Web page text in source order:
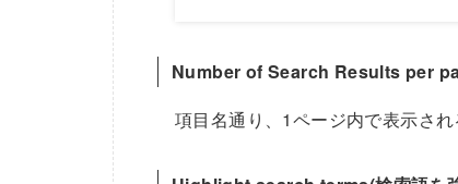
Number of Search Results per
項目名通り、1ページ内で表示され